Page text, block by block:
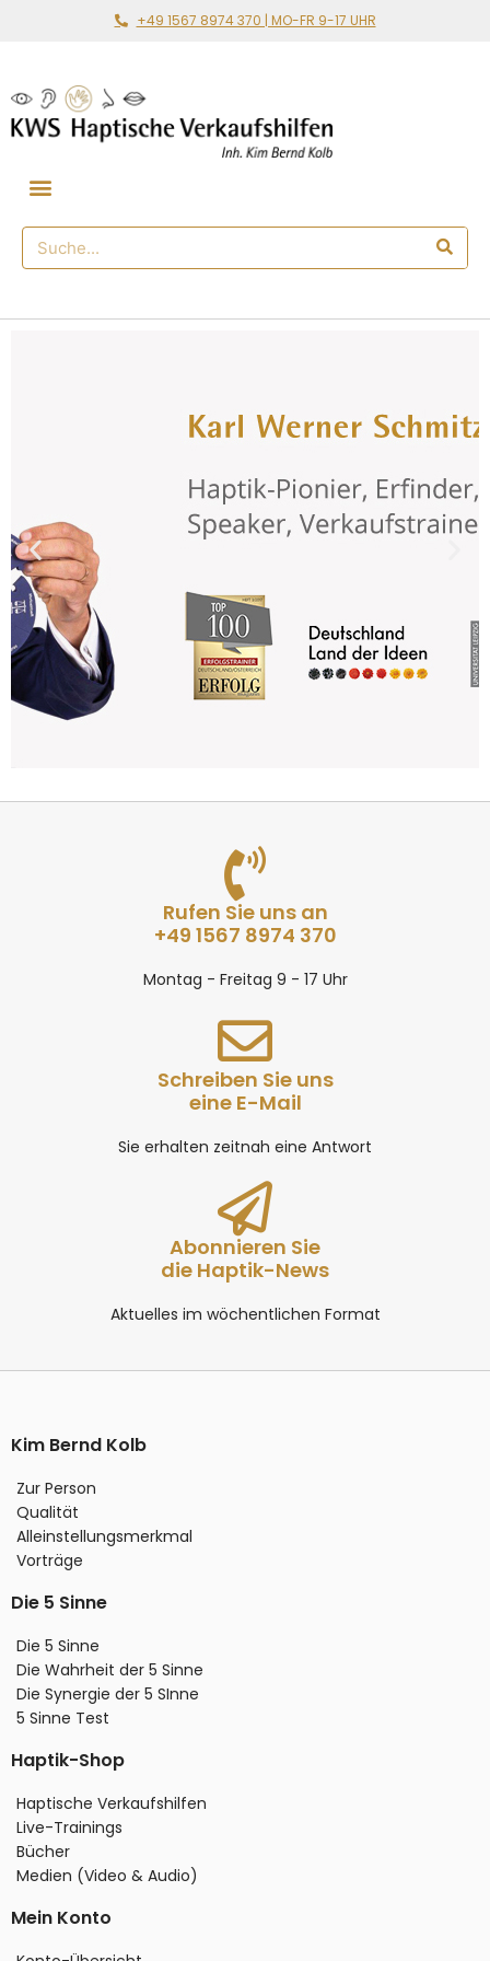
+49 1567 8974 370 | MO-FR 9-17 UHR
Rufen Sie uns an
+49 1567 8974 370
Montag - Freitag 9 - 17 Uhr
Schreiben Sie uns
eine E-Mail
Sie erhalten zeitnah eine Antwort
Abonnieren Sie
die Haptik-News
Aktuelles im wöchentlichen Format
Kim Bernd Kolb
Zur Person
Qualität
Alleinstellungsmerkmal
Vorträge
Die 5 Sinne
Die 5 Sinne
Die Wahrheit der 5 Sinne
Die Synergie der 5 SInne
5 Sinne Test
Haptik-Shop
Haptische Verkaufshilfen
Live-Trainings
Bücher
Medien (Video & Audio)
Mein Konto